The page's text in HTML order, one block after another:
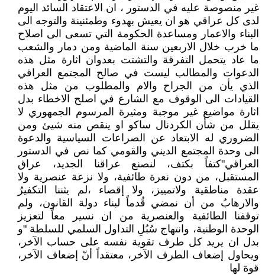
غير منصوصة عليه في الدستور ، ان الاعتقاد السائد اليوم
لدى كل عراقي هو ان يعيش بهدوء وطمئنينة والتوجه الى
البناء والاعمار ومساعدة الحكومة التي تسعى الى اصلاح
ما خرب خلال الاربعين سنة الماضية ومن دمار والشعب
ما عاد يتحمل التفرقة والتشتت بعدوان اثارة مثل هذه
الدعوات والمطالب ليست في صالح المجتمع العراقي
الذي يأن من الجراح والام والمطلوب من مثل هذه
القيادات الى الوقوف مع الشارع في اصلح الاخطاء بدل
اثارة مواضيع غير موجبة ومثيرة المرسوم الجمهوري لا
يقلل من شأن الكردنال ساكو او ينقص منه شيئ ومن
الضروري له الابتعاد عن الصراعات السياسية والدعوة
الى وحدة المجتمع الديني والقومي كما نص في الدستور
العراقي"كتفاً بكتف، لنصنع عراقنا الجديد، عراق
المستقبل، من دون نعرة طائفية، ولا نزعة عنصرية ولا
عقدة مناطقية ولاتمييز، ولا إقصاء ،لم يثننا التكفيرُ
والارهابُ من أن نمضي قُدماً لبناء دولة القانون، ولم
توقفنا الطائفية والعنصرية من ان نسير معاً لتعزيز
الوحدة الوطنية، وانتهاج سُبُلِ التداول السلمي للسلطة "و
بدل ان يريد كل طرف تقوية نفسه على حساب الآخر،
ويحاول إضعاف الطرف الآخر، معتقداً أنّ إضعاف الآخر،
قوة لها